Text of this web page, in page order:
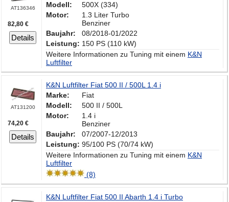
AT136346
82,80 €
Details
Modell:
500X (334)
Motor:
1.3 Liter Turbo
Benziner
Baujahr:
08/2018-01/2022
Leistung: 150 PS (110 kW)
Weitere Informationen zu Tuning mit einem K&N
Luftfilter
AT131200
74,20 €
Details
K&N Luftfilter Fiat 500 II / 500L 1.4 i
Marke:
Fiat
Modell:
500 II / 500L
Motor:
1.4 i
Benziner
Baujahr:
07/2007-12/2013
Leistung: 95/100 PS (70/74 kW)
Weitere Informationen zu Tuning mit einem K&N
Luftfilter
(8)
K&N Luftfilter Fiat 500 II Abarth 1.4 i Turbo